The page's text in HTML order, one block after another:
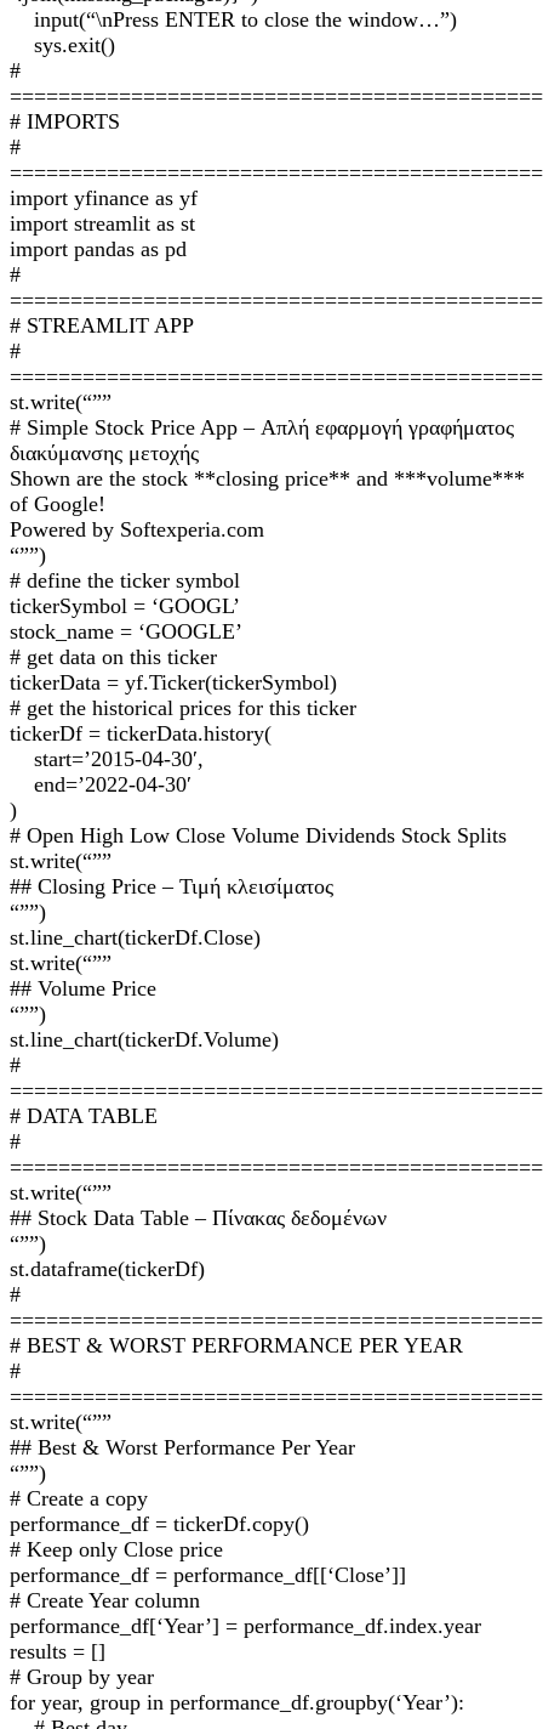
input(“\nPress ENTER to close the window…”)
sys.exit()
#
# IMPORTS
#
import yfinance as yf
import streamlit as st
import pandas as pd
#
# STREAMLIT APP
#
st.write(“””
# Simple Stock Price App – Απλή εφαρμογή γραφήματος
διακύμανσης μετοχής
Shown are the stock **closing price** and ***volume***
of Google!
Powered by Softexperia.com
“””)
# define the ticker symbol
tickerSymbol = ‘GOOGL’
stock_name = ‘GOOGLE’
# get data on this ticker
tickerData = yf.Ticker(tickerSymbol)
# get the historical prices for this ticker
tickerDf = tickerData.history(
start=’2015-04-30′,
end=’2022-04-30′
)
# Open High Low Close Volume Dividends Stock Splits
st.write(“””
## Closing Price – Τιμή κλεισίματος
“””)
st.line_chart(tickerDf.Close)
st.write(“””
## Volume Price
“””)
st.line_chart(tickerDf.Volume)
#
# DATA TABLE
#
st.write(“””
## Stock Data Table – Πίνακας δεδομένων
“””)
st.dataframe(tickerDf)
#
# BEST & WORST PERFORMANCE PER YEAR
#
st.write(“””
## Best & Worst Performance Per Year
“””)
# Create a copy
performance_df = tickerDf.copy()
# Keep only Close price
performance_df = performance_df[[‘Close’]]
# Create Year column
performance_df[‘Year’] = performance_df.index.year
results = []
# Group by year
for year, group in performance_df.groupby(‘Year’):